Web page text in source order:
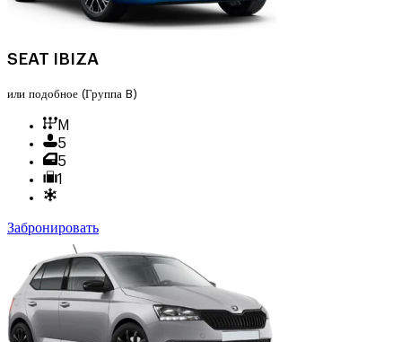
SEAT IBIZA
или подобное (Группа B)
M
5
5
1
Забронировать